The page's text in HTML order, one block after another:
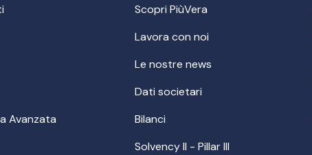
Avanzata
Scopri PiùVera
Lavora con noi
Le nostre news
Dati societari
Bilanci
Solvency II - Pillar III